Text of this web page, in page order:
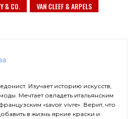
& CO.
VAN CLEEF & ARPELS
Изучает историю искусств,
Мечтает овладеть итальянским
«savoir vivre». Верит, что
в жизнь яркие краски и